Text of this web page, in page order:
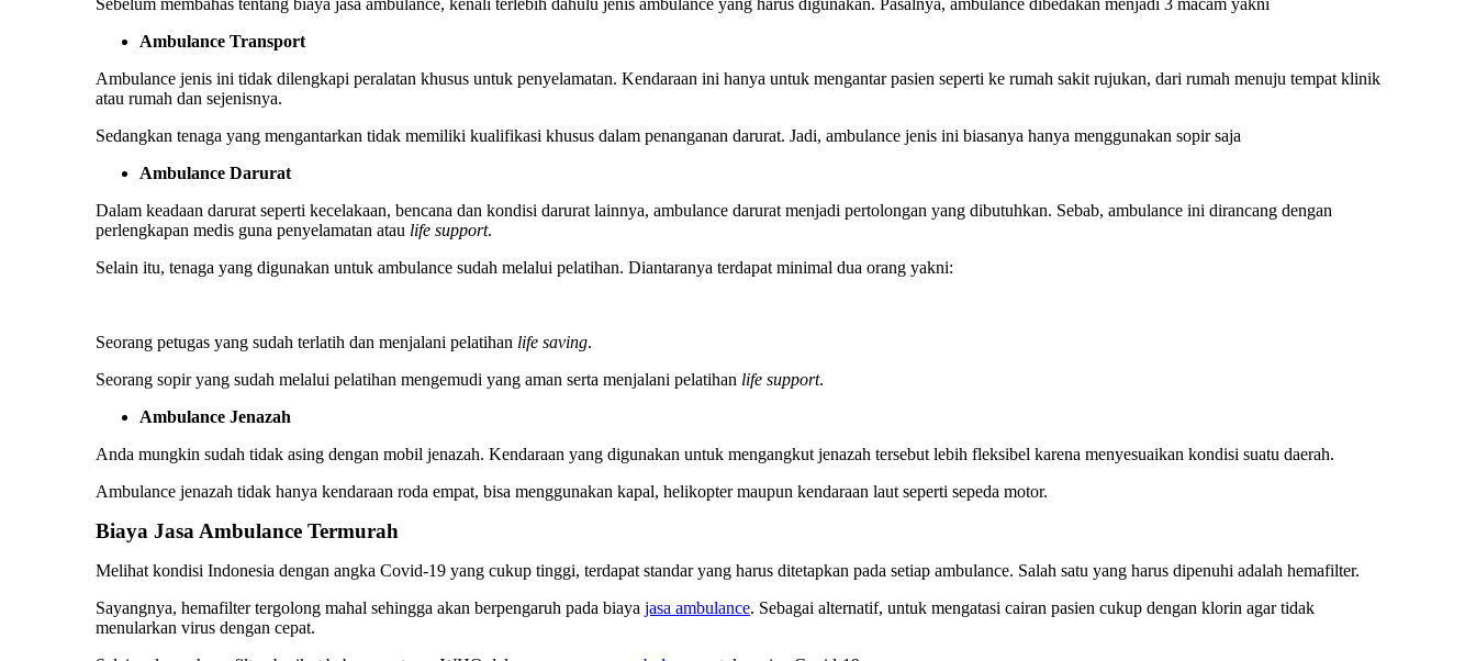
Ambulance Transport
Ambulance jenis ini tidak dilengkapi peralatan khusus untuk penyelamatan. Kendaraan ini hanya untuk mengantar pasien seperti ke rumah sakit rujukan, dari rumah menuju tempat klinik
atau rumah dan sejenisnya.
Sedangkan tenaga yang mengantarkan tidak memiliki kualifikasi khusus dalam penanganan darurat. Jadi, ambulance jenis ini biasanya hanya menggunakan sopir saja
Ambulance Darurat
Dalam keadaan darurat seperti kecelakaan, bencana dan kondisi darurat lainnya, ambulance darurat menjadi pertolongan yang dibutuhkan. Sebab, ambulance ini dirancang dengan
perlengkapan medis guna penyelamatan atau life support.
Selain itu, tenaga yang digunakan untuk ambulance sudah melalui pelatihan. Diantaranya terdapat minimal dua orang yakni:
Seorang petugas yang sudah terlatih dan menjalani pelatihan life saving.
Seorang sopir yang sudah melalui pelatihan mengemudi yang aman serta menjalani pelatihan life support.
Ambulance Jenazah
Anda mungkin sudah tidak asing dengan mobil jenazah. Kendaraan yang digunakan untuk mengangkut jenazah tersebut lebih fleksibel karena menyesuaikan kondisi suatu daerah.
Ambulance jenazah tidak hanya kendaraan roda empat, bisa menggunakan kapal, helikopter maupun kendaraan laut seperti sepeda motor.
Biaya Jasa Ambulance Termurah
Melihat kondisi Indonesia dengan angka Covid-19 yang cukup tinggi, terdapat standar yang harus ditetapkan pada setiap ambulance. Salah satu yang harus dipenuhi adalah hemafilter.
Sayangnya, hemafilter tergolong mahal sehingga akan berpengaruh pada biaya jasa ambulance. Sebagai alternatif, untuk mengatasi cairan pasien cukup dengan klorin agar tidak
menularkan virus dengan cepat.